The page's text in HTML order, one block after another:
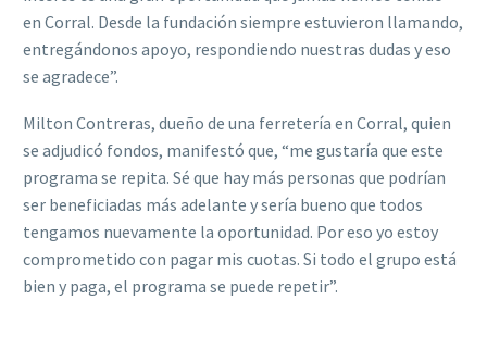
en Corral. Desde la fundación siempre estuvieron llamando,
entregándonos apoyo, respondiendo nuestras dudas y eso
se agradece”.
Milton Contreras, dueño de una ferretería en Corral, quien
se adjudicó fondos, manifestó que, “me gustaría que este
programa se repita. Sé que hay más personas que podrían
ser beneficiadas más adelante y sería bueno que todos
tengamos nuevamente la oportunidad. Por eso yo estoy
comprometido con pagar mis cuotas. Si todo el grupo está
bien y paga, el programa se puede repetir”.